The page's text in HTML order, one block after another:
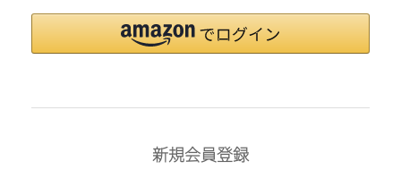
新規会員登録